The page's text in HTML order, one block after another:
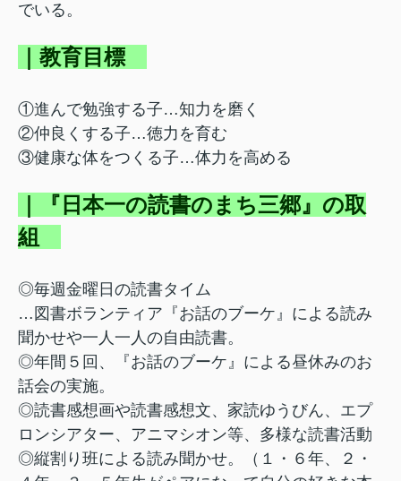
でいる。
｜教育目標
①進んで勉強する子…知力を磨く
②仲良くする子…徳力を育む
③健康な体をつくる子…体力を高める
｜『日本一の読書のまち三郷』の取
組
◎毎週金曜日の読書タイム
…図書ボランティア『お話のブーケ』による読み
聞かせや一人一人の自由読書。
◎年間５回、『お話のブーケ』による昼休みのお
話会の実施。
◎読書感想画や読書感想文、家読ゆうびん、エプ
ロンシアター、アニマシオン等、多様な読書活動
◎縦割り班による読み聞かせ。（１・６年、２・